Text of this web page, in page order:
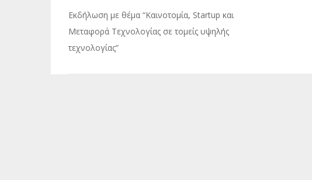
Πλοήγηση
άρθρων
Εκδήλωση με θέμα “Καινοτομία, Startup και
Μεταφορά Τεχνολογίας σε τομείς υψηλής
τεχνολογίας”